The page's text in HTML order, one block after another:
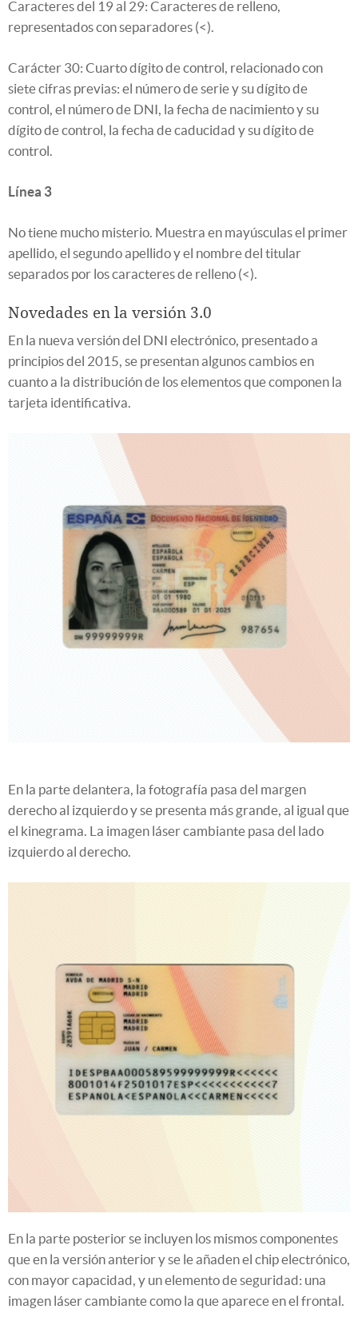
Caracteres del 19 al 29: Caracteres de relleno,
representados con separadores (<).
Carácter 30: Cuarto dígito de control, relacionado con
siete cifras previas: el número de serie y su dígito de
control, el número de DNI, la fecha de nacimiento y su
dígito de control, la fecha de caducidad y su dígito de
control.
Línea 3
No tiene mucho misterio. Muestra en mayúsculas el primer
apellido, el segundo apellido y el nombre del titular
separados por los caracteres de relleno (<).
Novedades en la versión 3.0
En la nueva versión del DNI electrónico, presentado a
principios del 2015, se presentan algunos cambios en
cuanto a la distribución de los elementos que componen la
tarjeta identificativa.
En la parte delantera, la fotografía pasa del margen
derecho al izquierdo y se presenta más grande, al igual que
el kinegrama. La imagen láser cambiante pasa del lado
izquierdo al derecho.
En la parte posterior se incluyen los mismos componentes
que en la versión anterior y se le añaden el chip electrónico,
con mayor capacidad, y un elemento de seguridad: una
imagen láser cambiante como la que aparece en el frontal.